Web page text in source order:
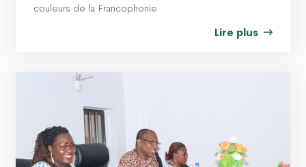
couleurs de la Francophonie
Lire plus